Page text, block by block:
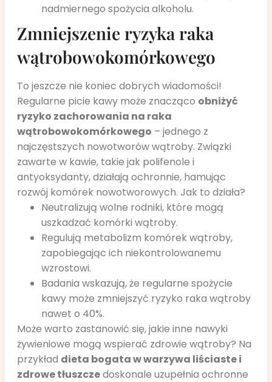
nadmiernego spożycia alkoholu.
Zmniejszenie ryzyka raka
wątrobowokomórkowego
To jeszcze nie koniec dobrych wiadomości!
Regularne picie kawy może znacząco obniżyć
ryzyko zachorowania na raka
wątrobowokomórkowego – jednego z
najczęstszych nowotworów wątroby. Związki
zawarte w kawie, takie jak polifenole i
antyoksydanty, działają ochronnie, hamując
rozwój komórek nowotworowych. Jak to działa?
Neutralizują wolne rodniki, które mogą
uszkadzać komórki wątroby.
Regulują metabolizm komórek wątroby,
zapobiegając ich niekontrolowanemu
wzrostowi.
Badania wskazują, że regularne spożycie
kawy może zmniejszyć ryzyko raka wątroby
nawet o 40%.
Może warto zastanowić się, jakie inne nawyki
żywieniowe mogą wspierać zdrowie wątroby? Na
przykład dieta bogata w warzywa liściaste i
zdrowe tłuszczedoskonale uzupełnia ochronne